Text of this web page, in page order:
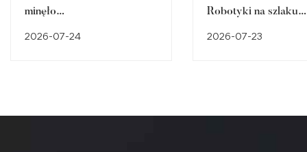
minęło…
2026-07-24
Robotyki na szlaku
2026-07-23